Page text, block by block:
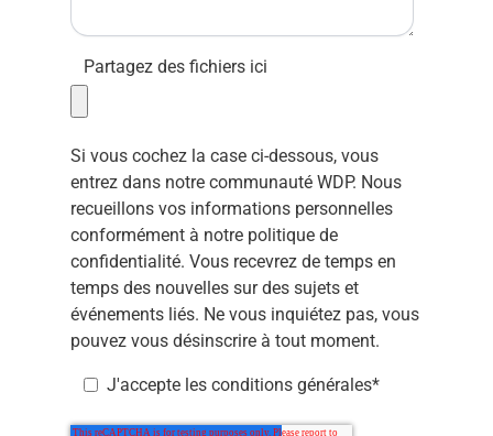
Partagez des fichiers ici
Si vous cochez la case ci-dessous, vous
entrez dans notre communauté WDP. Nous
recueillons vos informations personnelles
conformément à notre politique de
confidentialité. Vous recevrez de temps en
temps des nouvelles sur des sujets et
événements liés. Ne vous inquiétez pas, vous
pouvez vous désinscrire à tout moment.
J'accepte les conditions générales*